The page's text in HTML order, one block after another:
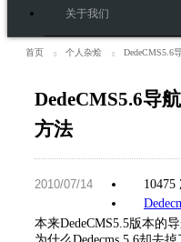
关于我们
首页 个人杂烩 DedeCMS5.6
DedeCMS5.6导
方法
10475
本来DedeCMS5.5版本的